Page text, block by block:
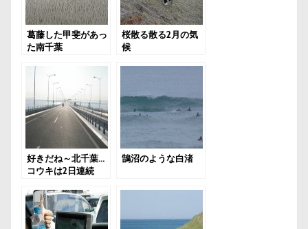
葛藤した甲斐があっ
た南千葉
桜散る散る2月の気
候
好きだね～北千葉…
コウキは2日連続
鵠沼のような白渚